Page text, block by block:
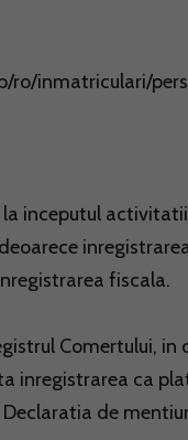
ro/inmatriculari/
inceputul
fiscala.
Comertului,
inregistrarea ca
Declaratia de